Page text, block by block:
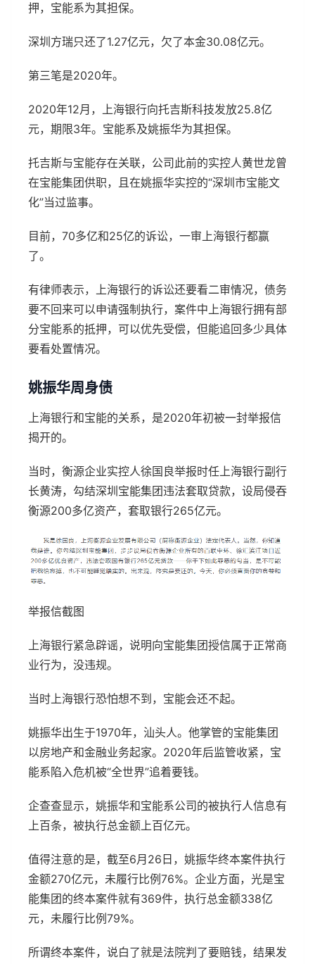
押，宝能系为其担保。
深圳方瑞只还了1.27亿元，欠了本金30.08亿元。
第三笔是2020年。
2020年12月，上海银行向托吉斯科技发放25.8亿
元，期限3年。宝能系及姚振华为其担保。
托吉斯与宝能存在关联，公司此前的实控人黄世龙曾
在宝能集团供职，且在姚振华实控的“深圳市宝能文
化”当过监事。
目前，70多亿和25亿的诉讼，一审上海银行都赢
了。
有律师表示，上海银行的诉讼还要看二审情况，债务
要不回来可以申请强制执行，案件中上海银行拥有部
分宝能系的抵押，可以优先受偿，但能追回多少具体
要看处置情况。
姚振华周身债
上海银行和宝能的关系，是2020年初被一封举报信
揭开的。
当时，衡源企业实控人徐国良举报时任上海银行副行
长黄涛，勾结深圳宝能集团违法套取贷款，设局侵吞
衡源200多亿资产，套取银行265亿元。
举报信截图
上海银行紧急辟谣，说明向宝能集团授信属于正常商
业行为，没违规。
当时上海银行恐怕想不到，宝能会还不起。
姚振华出生于1970年，汕头人。他掌管的宝能集团
以房地产和金融业务起家。2020年后监管收紧，宝
能系陷入危机被“全世界”追着要钱。
企查查显示，姚振华和宝能系公司的被执行人信息有
上百条，被执行总金额上百亿元。
值得注意的是，截至6月26日，姚振华终本案件执行
金额270亿元，未履行比例76%。企业方面，光是宝
能集团的终本案件就有369件，执行总金额338亿
元，未履行比例79%。
所谓终本案件，说白了就是法院判了要赔钱，结果发